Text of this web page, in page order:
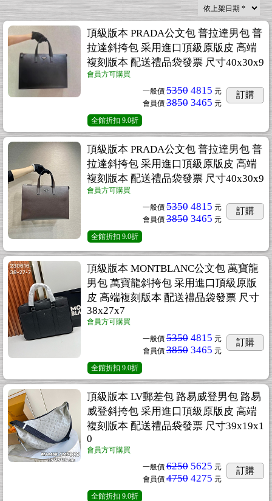
頂級版本 PRADA公文包 普拉達男包 普
拉達斜挎包 采用進口頂級原版皮 高端
複刻版本 配送禮品袋發票 尺寸40x30x9
會員方可購買
一般價 5350 4815 元
會員價 3850 3465 元
訂購
全館折扣 9.0折
頂級版本 PRADA公文包 普拉達男包 普
拉達斜挎包 采用進口頂級原版皮 高端
複刻版本 配送禮品袋發票 尺寸40x30x9
會員方可購買
一般價 5350 4815 元
會員價 3850 3465 元
訂購
全館折扣 9.0折
頂級版本 MONTBLANC公文包 萬寶龍
男包 萬寶龍斜挎包 采用進口頂級原版
皮 高端複刻版本 配送禮品袋發票 尺寸
38x27x7
會員方可購買
一般價 5350 4815 元
會員價 3850 3465 元
訂購
全館折扣 9.0折
頂級版本 LV郵差包 路易威登男包 路易
威登斜挎包 采用進口頂級原版皮 高端
複刻版本 配送禮品袋發票 尺寸39x19x1
0
會員方可購買
一般價 6250 5625 元
會員價 4750 4275 元
訂購
全館折扣 9.0折